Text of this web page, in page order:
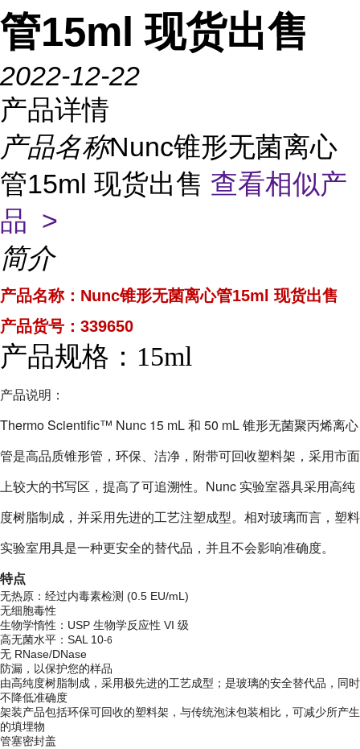
管15ml 现货出售
2022-12-22
产品详情
产品名称Nunc锥形无菌离心
管15ml 现货出售 查看相似产
品 >
简介
产品名称： Nunc锥形无菌离心管15ml 现货出售
产品货号：339650
产品规格：15ml
产品说明：
Thermo Scientific™ Nunc 15 mL 和 50 mL 锥形无菌聚丙烯离心
管是高品质锥形管，环保、洁净，附带可回收塑料架，采用市面
上较大的书写区，提高了可追溯性。Nunc 实验室器具采用高纯
度树脂制成，并采用先进的工艺注塑成型。相对玻璃而言，塑料
实验室用具是一种更安全的替代品，并且不会影响准确度。
特点
无热原：经过内毒素检测 (0.5 EU/mL)
无细胞毒性
生物学惰性：USP 生物学反应性 VI 级
高无菌水平：SAL 10-6
无 RNase/DNase
防漏，以保护您的样品
由高纯度树脂制成，采用极先进的工艺成型；是玻璃的安全替代品，同时
不降低准确度
架装产品包括环保可回收的塑料架，与传统泡沫包装相比，可减少所产生
的填埋物
管塞密封盖